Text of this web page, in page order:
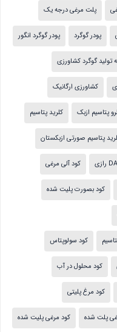
پلت مرغی درجه یک
پودر گوگرد پودر گوگرد انگور
تولید گوگرد کشاورزی
کشاورزی ارگانیک
پتاسیم ازبک کلرید پتاسیم
پتاسیم صورتی ازبکستان
کود آلی مرغی
کود بصورت پلیت شده
کود سولوپتاس
کود محلول در آب
کود مرغ پلیتی
پلت شده کود مرغی پلیت شده